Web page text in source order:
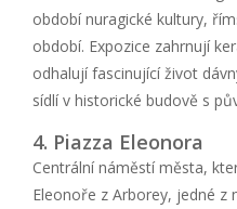
období nuragické kultury,
období. Expozice zahrnují
odhalují fascinující život
sídlí v historické budově s
4. Piazza Eleonora
Centrální náměstí města,
Eleonoře z Arborey, jedné z